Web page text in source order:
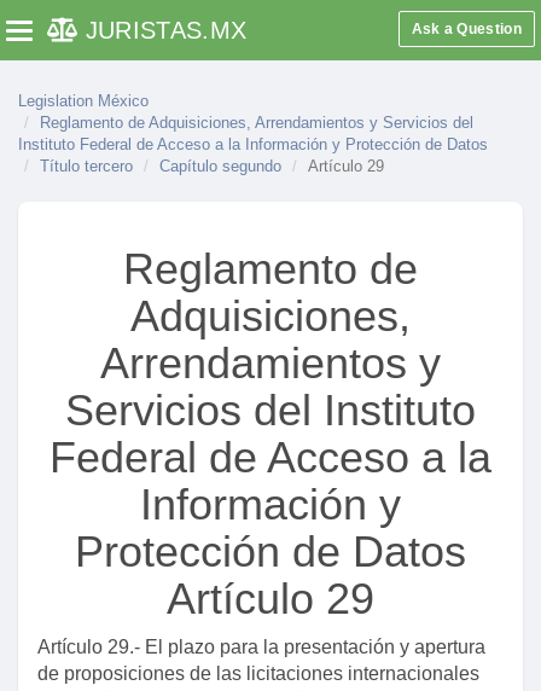
Toggle navigation
JURISTAS.MX Ask a Question
Legislation México
Reglamento de Adquisiciones, Arrendamientos y Servicios del
Instituto Federal de Acceso a la Información y Protección de Datos
Título tercero
Capítulo segundo Artículo 29
Reglamento de
Adquisiciones,
Arrendamientos y
Servicios del Instituto
Federal de Acceso a la
Información y
Protección de Datos
Artículo 29
Artículo 29.- El plazo para la presentación y apertura
de proposiciones de las licitaciones internacionales
Título primero
Capítulo único
Artículo 1
Artículo 2
Artículo 3
Artículo 4
Artículo 6
Artículo 9